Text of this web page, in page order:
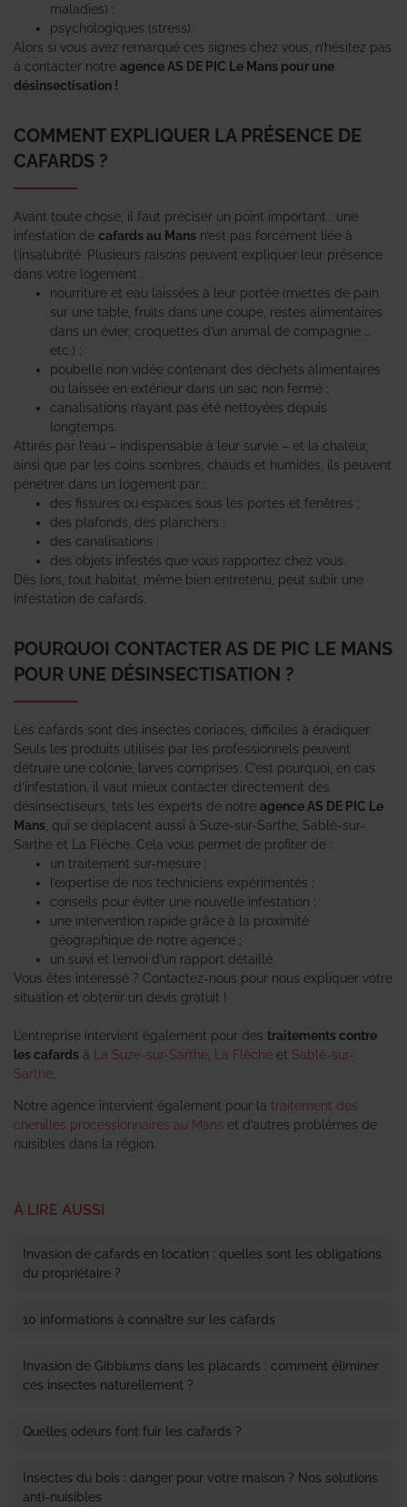
maladies) ;
psychologiques (stress).
Alors si vous avez remarqué ces signes chez vous, n’hésitez pas
à contacter notre agence AS DE PIC Le Mans pour une
désinsectisation !
COMMENT EXPLIQUER LA PRÉSENCE DE
CAFARDS ?
Avant toute chose, il faut préciser un point important : une
infestation de cafards au Mans n’est pas forcément liée à
l’insalubrité. Plusieurs raisons peuvent expliquer leur présence
dans votre logement :
nourriture et eau laissées à leur portée (miettes de pain
sur une table, fruits dans une coupe, restes alimentaires
dans un évier, croquettes d’un animal de compagnie …
etc.) ;
poubelle non vidée contenant des déchets alimentaires
ou laissée en extérieur dans un sac non fermé ;
canalisations n’ayant pas été nettoyées depuis
longtemps.
Attirés par l’eau – indispensable à leur survie – et la chaleur,
ainsi que par les coins sombres, chauds et humides, ils peuvent
pénétrer dans un logement par :
des fissures ou espaces sous les portes et fenêtres ;
des plafonds, des planchers ;
des canalisations ;
des objets infestés que vous rapportez chez vous.
Dès lors, tout habitat, même bien entretenu, peut subir une
infestation de cafards.
POURQUOI CONTACTER AS DE PIC LE MANS
POUR UNE DÉSINSECTISATION ?
Les cafards sont des insectes coriaces, difficiles à éradiquer.
Seuls les produits utilisés par les professionnels peuvent
détruire une colonie, larves comprises. C’est pourquoi, en cas
d’infestation, il vaut mieux contacter directement des
désinsectiseurs, tels les experts de notre agence AS DE PIC Le
Mans , qui se déplacent aussi à Suze-sur-Sarthe, Sablé-sur-
Sarthe et La Flèche. Cela vous permet de profiter de :
un traitement sur-mesure ;
l’expertise de nos techniciens expérimentés ;
conseils pour éviter une nouvelle infestation ;
une intervention rapide grâce à la proximité
géographique de notre agence ;
un suivi et l’envoi d’un rapport détaillé.
Vous êtes intéressé ? Contactez-nous pour nous expliquer votre
situation et obtenir un devis gratuit !
L’entreprise intervient également pour des traitements contre
les cafards à La Suze-sur-Sarthe La Flèche et Sablé-sur-
Sarthe
Notre agence intervient également pour la traitement des
chenilles processionnaires au Mans et d’autres problèmes de
nuisibles dans la région.
À LIRE AUSSI
Invasion de cafards en location : quelles sont les obligations
du propriétaire ?
10 informations à connaître sur les cafards
Invasion de Gibbiums dans les placards : comment éliminer
ces insectes naturellement ?
Quelles odeurs font fuir les cafards ?
Insectes du bois : danger pour votre maison ? Nos solutions
anti-nuisibles